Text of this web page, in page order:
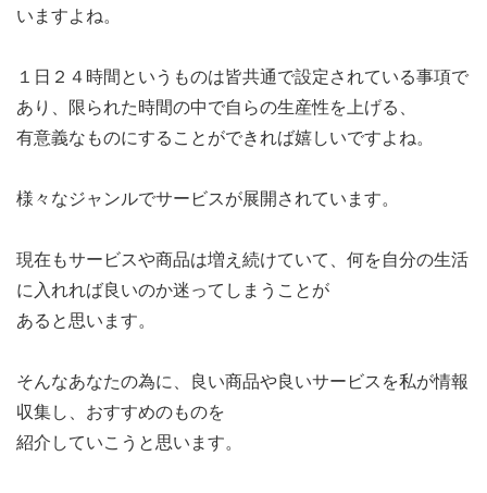
いますよね。
１日２４時間というものは皆共通で設定されている事項で
あり、限られた時間の中で自らの生産性を上げる、
有意義なものにすることができれば嬉しいですよね。
様々なジャンルでサービスが展開されています。
現在もサービスや商品は増え続けていて、何を自分の生活
に入れれば良いのか迷ってしまうことが
あると思います。
そんなあなたの為に、良い商品や良いサービスを私が情報
収集し、おすすめのものを
紹介していこうと思います。